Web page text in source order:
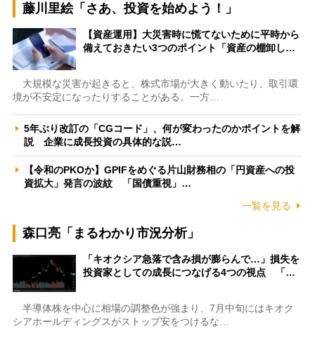
藤川里絵「さあ、投資を始めよう！」
【資産運用】大災害時に慌てないために平時から
備えておきたい3つのポイント「資産の棚卸し…
大規模な災害が起きると、株式市場が大きく動いたり、取引環
境が不安定になったりすることがある。一方…
5年ぶり改訂の「CGコード」、何が変わったのかポイントを解
説 企業に成長投資の具体的な説…
【令和のPKOか】GPIFをめぐる片山財務相の「円資産への投
資拡大」発言の波紋 「国債重視」…
一覧を見る
森口亮「まるわかり市況分析」
「キオクシア急落で含み損が膨らんで…」損失を
投資家としての成長につなげる4つの視点 「…
半導体株を中心に相場の調整色が強まり、7月中旬にはキオク
シアホールディングスがストップ安をつけるな…